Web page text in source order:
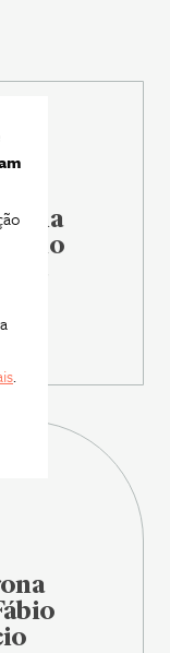
e
.